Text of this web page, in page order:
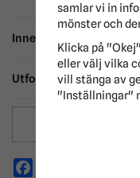
Innehåll
Utfodring
samlar vi in
mönster och
Klicka på
eller välj vilka
vill stänga av
"Inställningar"